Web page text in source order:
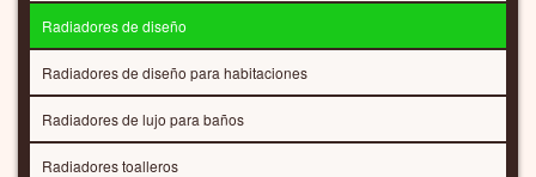
Radiadores de diseño
Radiadores de diseño para habitaciones
Radiadores de lujo para baños
Radiadores toalleros